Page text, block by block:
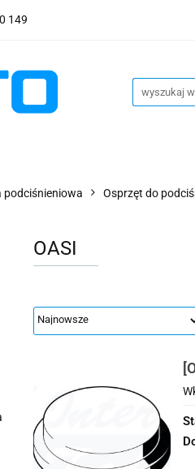
149
KONTAKT KSP
podciśnieniowa Osprzęt do
OASI